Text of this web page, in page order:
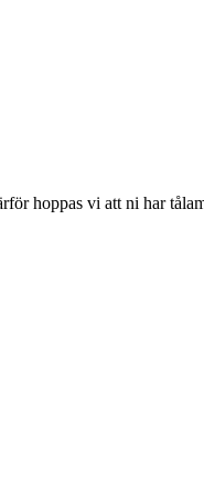
hoppas vi att ni har